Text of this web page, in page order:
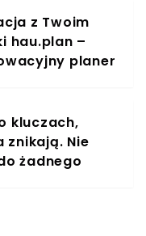
z Twoim
hau.plan –
planer
kluczach,
znikają. Nie
żadnego